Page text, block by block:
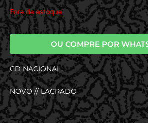
Fora de estoque
OU COMPRE POR
CD NACIONAL
NOVO // LACRADO